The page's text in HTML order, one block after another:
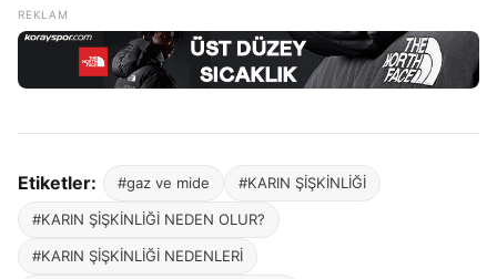
Etiketler: #gaz ve mide #KARIN ŞİŞKİNLİĞİ
#KARIN ŞİŞKİNLİĞİ NEDEN OLUR?
#KARIN ŞİŞKİNLİĞİ NEDENLERİ